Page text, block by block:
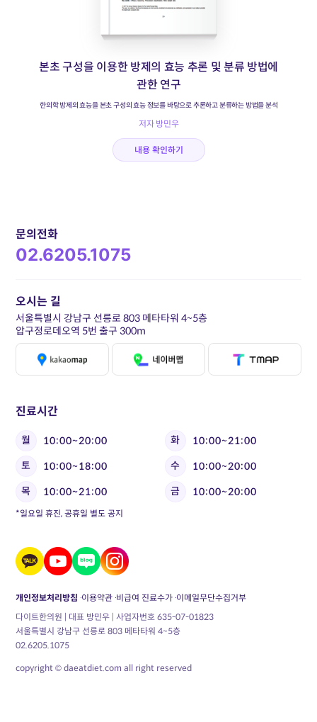
본초 구성을 이용한 방제의 효능 추론 및 분류 방법에
관한 연구
한의학 방제의 효능을 본초 구성의 효능 정보를 바탕으로 추론하고 분류하는 방법을 분석
저자 방민우
내용 확인하기
문의전화
02.6205.1075
진료시간
월 10:00~20:00 화
10:00~21:00
토
10:00~18:00 수
10:00~20:00
목
10:00~21:00 금 10:00~20:00
*일요일 휴진, 공휴일 별도 공지
오시는 길
서울특별시 강남구 선릉로 803 메타타워 4~5층
압구정로데오역 5번 출구 300m
개인정보처리방침 이용약관 비급여 진료수가 이메일무단수집거부
다이트한의원 | 대표 방민우 | 사업자번호 635-07-01823
서울특별시 강남구 선릉로 803 메타타워 4~5층
02.6205.1075
copyright © daeatdiet.com all right reserved